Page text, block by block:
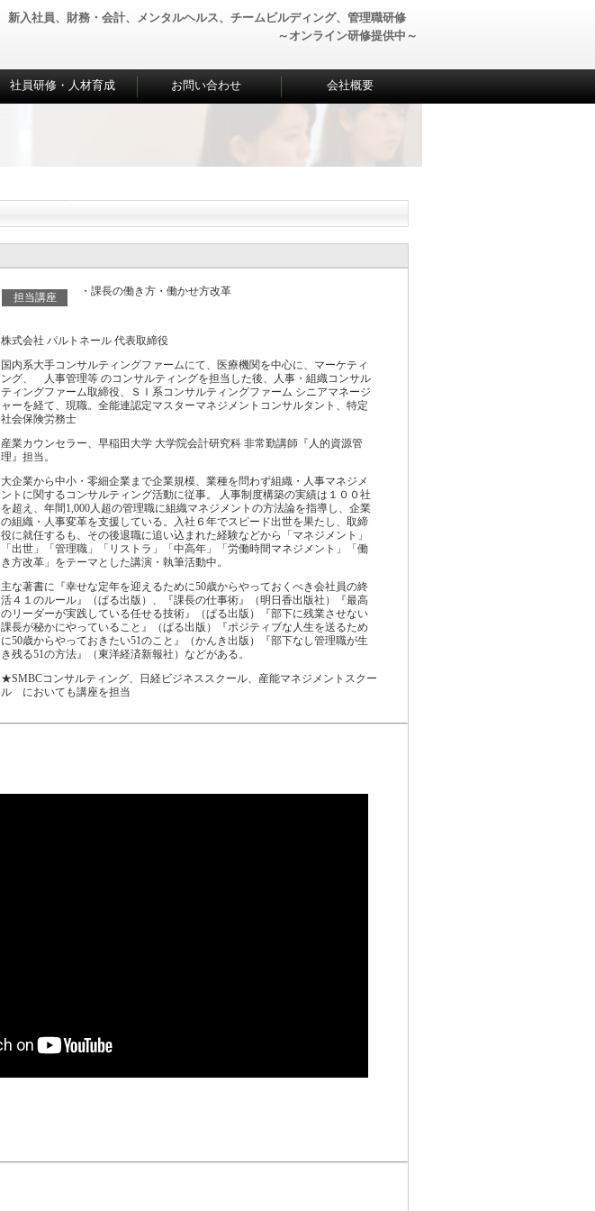
新入社員、財務・会計、メンタルヘルス、チームビルディング、管理職研修
～オンライン研修提供中～
社員研修・人材育成 お問い合わせ 会社概要
担当講座 ・課長の働き方・働かせ方改革
株式会社 パルトネール 代表取締役
国内系大手コンサルティングファームにて、医療機関を中心に、マーケティ
ング、 人事管理等 のコンサルティングを担当した後、人事・組織コンサル
ティングファーム取締役、ＳＩ系コンサルティングファーム シニアマネージ
ャーを経て、現職。全能連認定マスターマネジメントコンサルタント、特定
社会保険労務士
産業カウンセラー、早稲田大学 大学院会計研究科 非常勤講師『人的資源管
理』担当。
大企業から中小・零細企業まで企業規模、業種を問わず組織・人事マネジメ
ントに関するコンサルティング活動に従事。 人事制度構築の実績は１００社
を超え、年間1,000人超の管理職に組織マネジメントの方法論を指導し、企業
の組織・人事変革を支援している。入社６年でスピード出世を果たし、取締
役に就任するも、その後退職に追い込まれた経験などから「マネジメント」
「出世」「管理職」「リストラ」「中高年」「労働時間マネジメント」「働
き方改革」をテーマとした講演・執筆活動中。
主な著書に『幸せな定年を迎えるために50歳からやっておくべき会社員の終
活４１のルール』（ぱる出版）、『課長の仕事術』（明日香出版社）『最高
のリーダーが実践している任せる技術』（ぱる出版）『部下に残業させない
課長が秘かにやっていること』（ぱる出版）『ポジティブな人生を送るため
に50歳からやっておきたい51のこと』（かんき出版）『部下なし管理職が生
き残る51の方法』（東洋経済新報社）などがある。
★SMBCコンサルティング、日経ビジネススクール、産能マネジメントスクー
ル においても講座を担当